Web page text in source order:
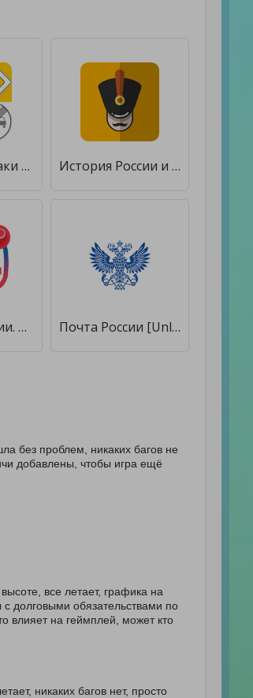
Дорожные знаки России: викторина по ПДД [Без рекламы] История России и Мира. Личности. History Dates [Полная версия]
Работа в России. Поиск работы [Unlocked] Почта России [Unlocked]
без проблем, никаких багов не
добавлены, чтобы игра ещё
все летает, графика на
долговыми обязательствами по
влияет на геймплей, может кто
никаких багов нет, просто